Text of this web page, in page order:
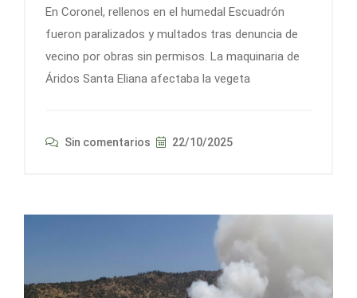
En Coronel, rellenos en el humedal Escuadrón
fueron paralizados y multados tras denuncia de
vecino por obras sin permisos. La maquinaria de
Áridos Santa Eliana afectaba la vegeta
Sin comentarios 22/10/2025